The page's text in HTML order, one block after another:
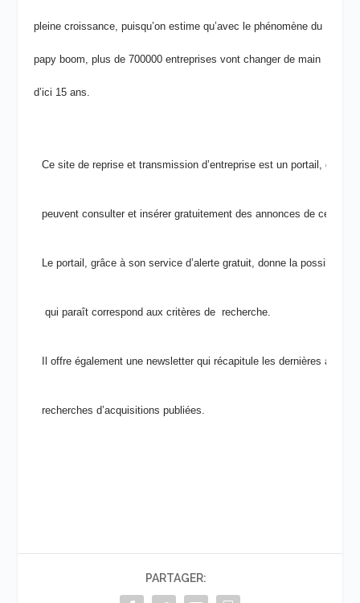
pleine croissance, puisqu’on estime qu’avec le phénomène du
papy boom, plus de 700000 entreprises vont changer de main
d’ici 15 ans.
Ce site de reprise et transmission d’entreprise est un portail, dans
peuvent consulter et insérer gratuitement des annonces de cession
Le portail, grâce à son service d’alerte gratuit, donne la possibilité
qui paraît correspond aux critères de  recherche.
Il offre également une newsletter qui récapitule les dernières
recherches d’acquisitions publiées.
PARTAGER: